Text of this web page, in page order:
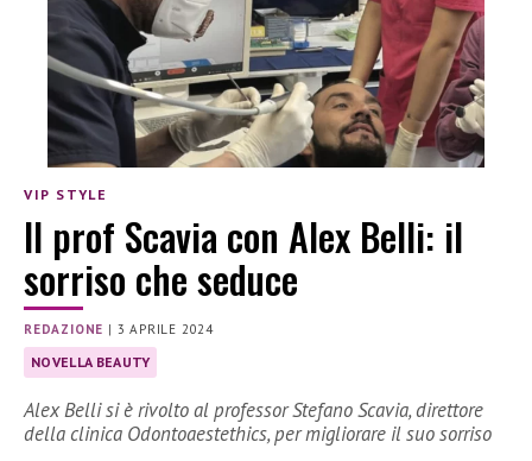
VIP STYLE
Il prof Scavia con Alex Belli: il
sorriso che seduce
REDAZIONE | 3 APRILE 2024
NOVELLA BEAUTY
Alex Belli si è rivolto al professor Stefano Scavia, direttore
della clinica Odontoaestethics, per migliorare il suo sorriso